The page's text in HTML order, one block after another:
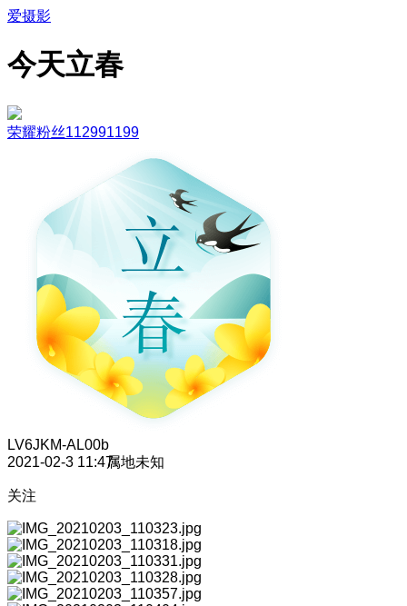
爱摄影
今天立春
荣耀粉丝112991199
LV6JKM-AL00b
2021-02-3 11:47属地未知
关注